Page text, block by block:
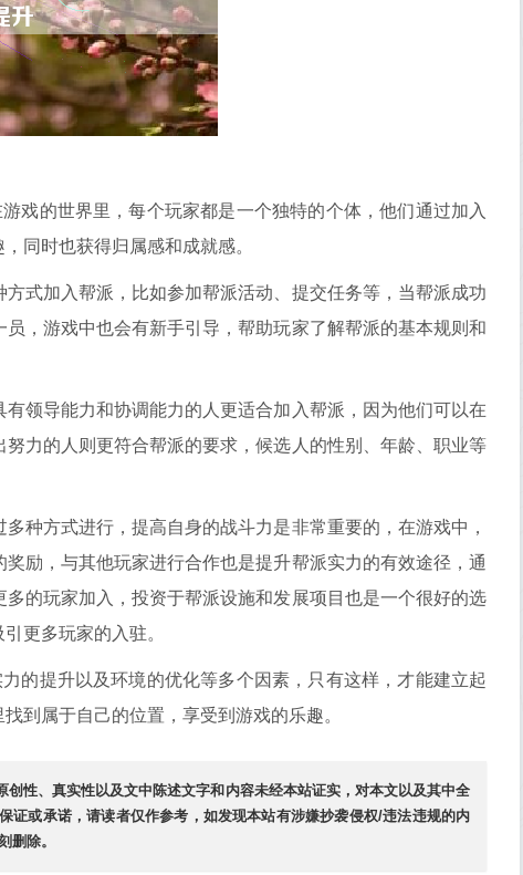
戏的世界里，每个玩家都是一个独特的个体，他们通过加入
同时也获得归属感和成就感。
式加入帮派，比如参加帮派活动、提交任务等，当帮派成功
，游戏中也会有新手引导，帮助玩家了解帮派的基本规则和
领导能力和协调能力的人更适合加入帮派，因为他们可以在
力的人则更符合帮派的要求，候选人的性别、年龄、职业等
种方式进行，提高自身的战斗力是非常重要的，在游戏中，
励，与其他玩家进行合作也是提升帮派实力的有效途径，通
的玩家加入，投资于帮派设施和发展项目也是一个很好的选
更多玩家的入驻。
的提升以及环境的优化等多个因素，只有这样，才能建立起
到属于自己的位置，享受到游戏的乐趣。
性、真实性以及文中陈述文字和内容未经本站证实，对本文以及其中全
证或承诺，请读者仅作参考，如发现本站有涉嫌抄袭侵权/违法违规的内
删除。